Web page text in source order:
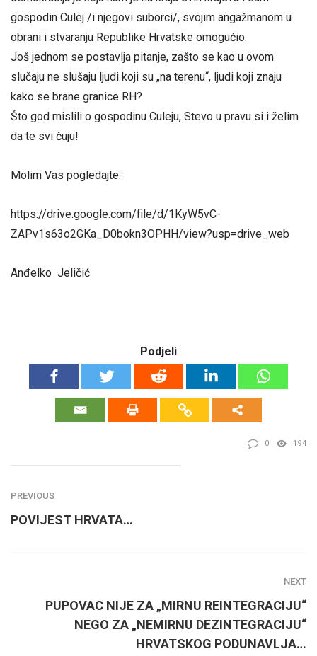
gospodin Culej /i njegovi suborci/, svojim angažmanom u
obrani i stvaranju Republike Hrvatske omogućio.
Još jednom se postavlja pitanje, zašto se kao u ovom
slučaju ne slušaju ljudi koji su „na terenu“, ljudi koji znaju
kako se brane granice RH?
Što god mislili o gospodinu Culeju, Stevo u pravu si i želim
da te svi čuju!
Molim Vas pogledajte:
https://drive.google.com/file/d/1KyW5vC-
ZAPv1s63o2GKa_D0bokn3OPHH/view?usp=drive_web
Anđelko Jeličić
Podjeli
0 194
PREVIOUS
POVIJEST HRVATA…
NEXT
PUPOVAC NIJE ZA „MIRNU REINTEGRACIJU“
NEGO ZA „NEMIRNU DEZINTEGRACIJU“
HRVATSKOG PODUNAVLJA…